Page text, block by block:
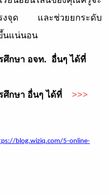
งจุด และช่วยยกระดับ
นแน่นอน
ศึกษา อจท. อื่นๆ ได้ที่
รศึกษา อื่นๆ ได้ที่ >>>
blog.wiziq.com/5-online-